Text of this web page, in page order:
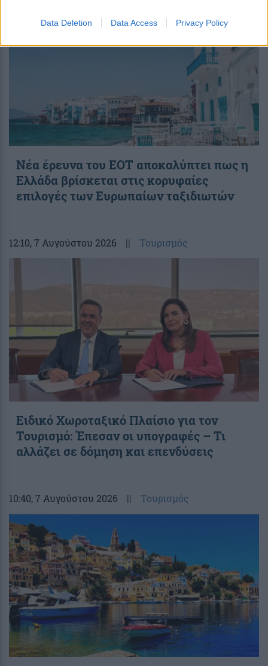
Data Deletion Data Access Privacy Policy
Νέα έρευνα του ΕΟΤ αποκαλύπτει πως η
Ελλάδα βρίσκεται στις κορυφαίες
επιλογές των Ευρωπαίων ταξιδιωτών
12:10, 7 Αυγούστου 2026 || Τουρισμός
Ειδικό Χωροταξικό Πλαίσιο για τον
Τουρισμό: Έπεσαν οι υπογραφές – Τι
αλλάζει σε δόμηση και επενδύσεις
10:40, 7 Αυγούστου 2026 || Τουρισμός